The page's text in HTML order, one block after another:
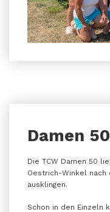
Damen
Die TCW Damen 50
Oestrich-Winkel nach
ausklingen.
Schon in den Einzeln